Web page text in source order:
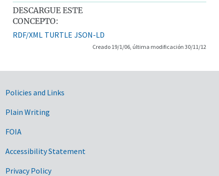
DESCARGUE ESTE
CONCEPTO:
RDF/XML TURTLE JSON-LD
Creado 19/1/06, última modificación 30/11/12
Government Links
Policies and Links
Plain Writing
FOIA
Accessibility Statement
Privacy Policy